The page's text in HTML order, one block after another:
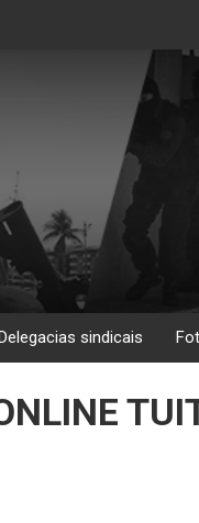
sindicais